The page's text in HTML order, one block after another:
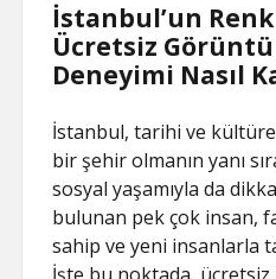
İstanbul’un
Ücretsiz
Deneyimi Nasıl
İstanbul, tarihi ve
bir şehir olmanın yanı
sosyal yaşamıyla da
bulunan pek çok insan,
sahip ve yeni insanlarla